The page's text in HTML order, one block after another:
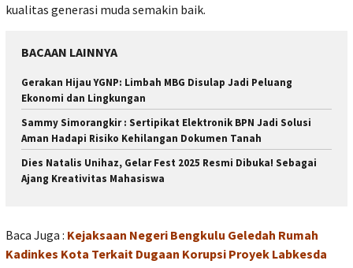
kualitas generasi muda semakin baik.
BACAAN LAINNYA
Gerakan Hijau YGNP: Limbah MBG Disulap Jadi Peluang
Ekonomi dan Lingkungan
Sammy Simorangkir : Sertipikat Elektronik BPN Jadi Solusi
Aman Hadapi Risiko Kehilangan Dokumen Tanah
Dies Natalis Unihaz, Gelar Fest 2025 Resmi Dibuka! Sebagai
Ajang Kreativitas Mahasiswa
Baca Juga : Kejaksaan Negeri Bengkulu Geledah Rumah
Kadinkes Kota Terkait Dugaan Korupsi Proyek Labkesda